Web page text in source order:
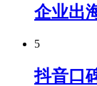
企业出
5
抖音口